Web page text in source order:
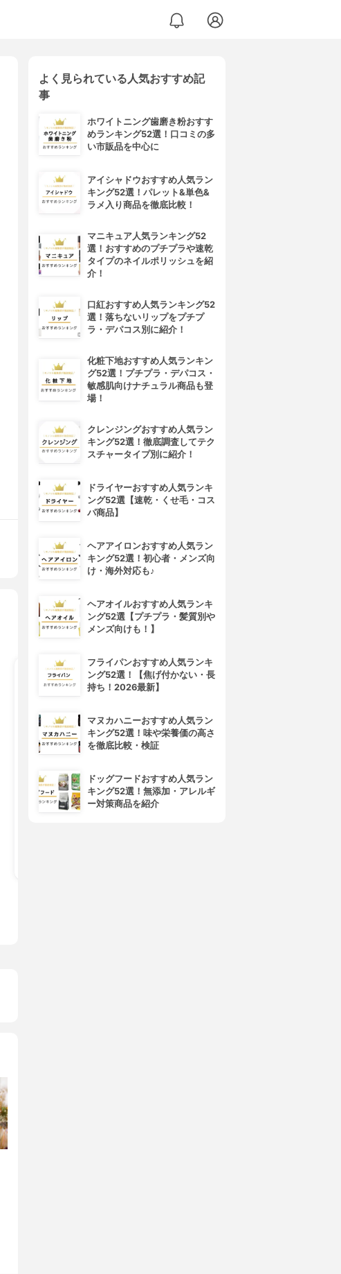
フレイスラボ
よく見られている人気おすすめ記
事
ホワイトニング歯磨き粉おすす
めランキング52選！口コミの多
い市販品を中心に
アイシャドウおすすめ人気ラン
キング52選！パレット&単色&
ラメ入り商品を徹底比較！
マニキュア人気ランキング52
選！おすすめのプチプラや速乾
タイプのネイルポリッシュを紹
介！
口紅おすすめ人気ランキング52
選！落ちないリップをプチプ
ラ・デパコス別に紹介！
化粧下地おすすめ人気ランキン
グ52選！プチプラ・デパコス・
敏感肌向けナチュラル商品も登
場！
クレンジングおすすめ人気ラン
キング52選！徹底調査してテク
スチャータイプ別に紹介！
ドライヤーおすすめ人気ランキ
ング52選【速乾・くせ毛・コス
パ商品】
ヘアアイロンおすすめ人気ラン
キング52選！初心者・メンズ向
け・海外対応も♪
ヘアオイルおすすめ人気ランキ
ング52選【プチプラ・髪質別や
メンズ向けも！】
フライパンおすすめ人気ランキ
ング52選！【焦げ付かない・長
持ち！2026最新】
マヌカハニーおすすめ人気ラン
キング52選！味や栄養価の高さ
を徹底比較・検証
ドッグフードおすすめ人気ラン
キング52選！無添加・アレルギ
ー対策商品を紹介